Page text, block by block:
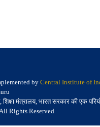
byCentral Institute of
शिक्षा मंत्रालय, भारत सरकार की एक
Rights Reserved